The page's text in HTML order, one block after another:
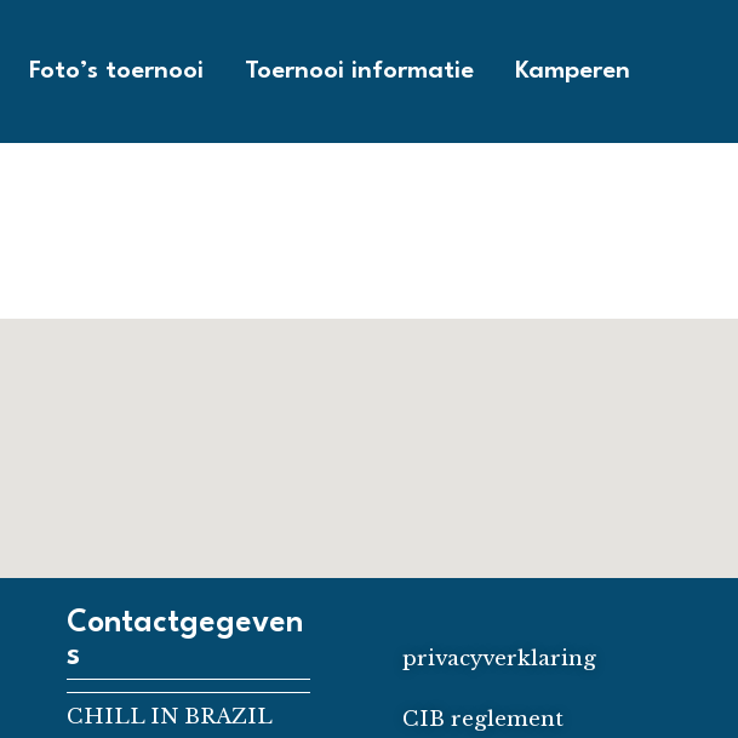
Foto’s toernooi Toernooi informatie Kamperen
Contactgegeven
s
CHILL IN BRAZIL
privacyverklaring
CIB reglement